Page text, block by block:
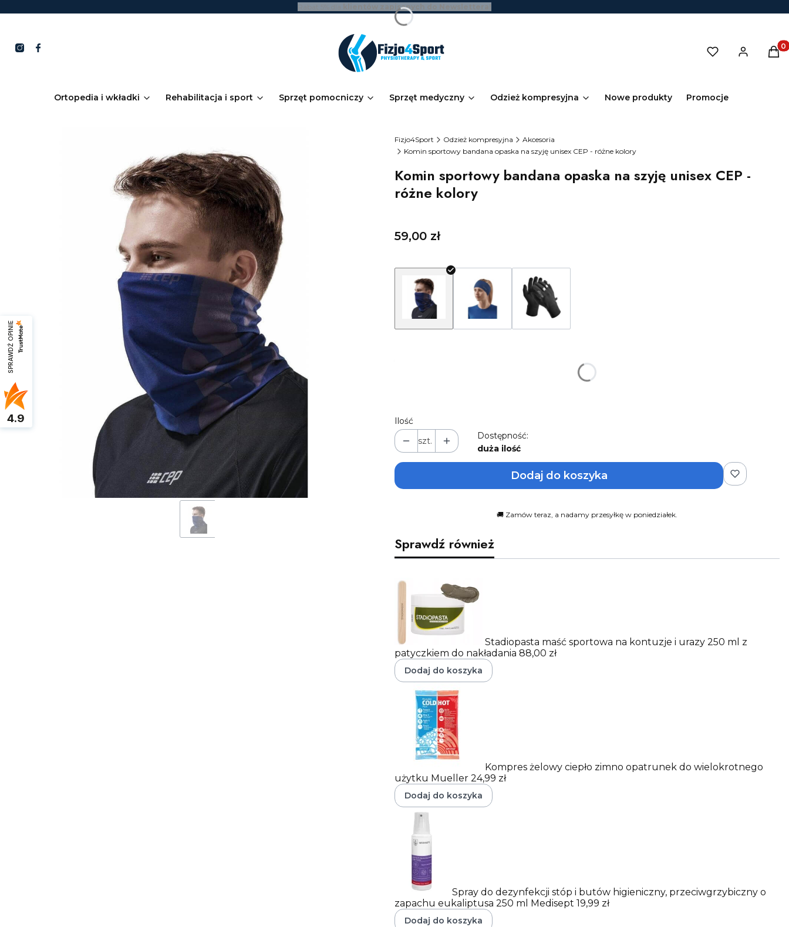
klientów zapisanych do Newslettera!
Ortopedia i wkładki Rehabilitacja i sport Sprzęt pomocniczy Sprzęt medyczny Odzież kompresyjna Nowe produkty Promocje
Fizjo4Sport Odzież kompresyjna
Akcesoria
Komin sportowy bandana opaska na szyję unisex CEP - różne kolory
Komin sportowy bandana opaska na szyję unisex CEP -
różne kolory
Cena
59,00 zł
Ilość
szt.
Dostępność:
duża ilość
Dodaj do koszyka
🚚 Zamów teraz, a nadamy przesyłkę w poniedziałek.
Sprawdź również
Stadiopasta maść sportowa na kontuzje i urazy 250 ml z
patyczkiem do nakładania 88,00 zł
Dodaj do koszyka
Kompres żelowy ciepło zimno opatrunek do wielokrotnego
użytku Mueller 24,99 zł
Dodaj do koszyka
Spray do dezynfekcji stóp i butów higieniczny, przeciwgrzybiczny o
zapachu eukaliptusa 250 ml Medisept 19,99 zł
Dodaj do koszyka
SPRAWDŹ OPINIE
4.9